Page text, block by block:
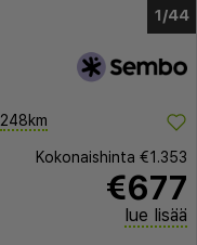
1/36
248km
Kokonaishinta €1.353
€677
lue lisää